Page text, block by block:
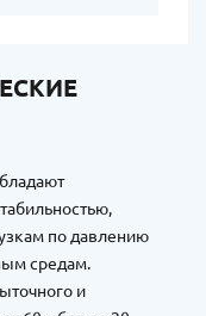
по давлению
средам.
и